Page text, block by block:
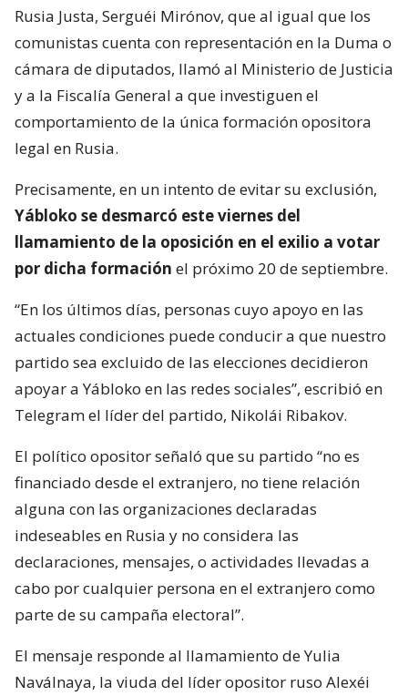
Rusia Justa, Serguéi Mirónov, que al igual que los
comunistas cuenta con representación en la Duma o
cámara de diputados, llamó al Ministerio de Justicia
y a la Fiscalía General a que investiguen el
comportamiento de la única formación opositora
legal en Rusia.
Precisamente, en un intento de evitar su exclusión,
Yábloko se desmarcó este viernes del
llamamiento de la oposición en el exilio a votar
por dicha formación el próximo 20 de septiembre.
“En los últimos días, personas cuyo apoyo en las
actuales condiciones puede conducir a que nuestro
partido sea excluido de las elecciones decidieron
apoyar a Yábloko en las redes sociales”, escribió en
Telegram el líder del partido, Nikolái Ribakov.
El político opositor señaló que su partido “no es
financiado desde el extranjero, no tiene relación
alguna con las organizaciones declaradas
indeseables en Rusia y no considera las
declaraciones, mensajes, o actividades llevadas a
cabo por cualquier persona en el extranjero como
parte de su campaña electoral”.
El mensaje responde al llamamiento de Yulia
Naválnaya, la viuda del líder opositor ruso Alexéi